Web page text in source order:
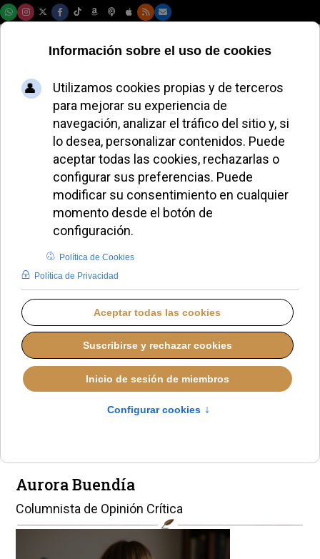
LUNES, 30 MARZO 2026 08:00
Cuando el templo se
alquila al
Aurora Buendía
Columnista de Opinión Crítica